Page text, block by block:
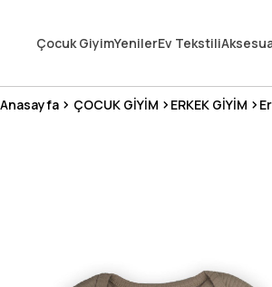
3 MİLYONDAN FAZLA MUTLU MÜŞTERİ ❤️ 10
Çocuk GiyimYenilerEv Tekstili
Anasayfa ÇOCUK GİYİM ERKEK GİYİM